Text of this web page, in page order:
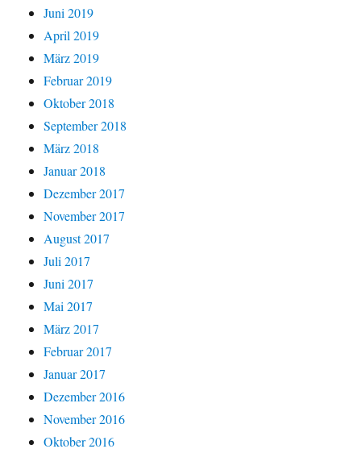
Juni 2019
April 2019
März 2019
Februar 2019
Oktober 2018
September 2018
März 2018
Januar 2018
Dezember 2017
November 2017
August 2017
Juli 2017
Juni 2017
Mai 2017
März 2017
Februar 2017
Januar 2017
Dezember 2016
November 2016
Oktober 2016